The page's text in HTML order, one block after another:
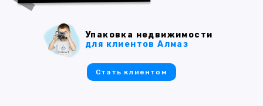
Упаковка недвижимости
для клиентов Алмаз
Стать клиентом